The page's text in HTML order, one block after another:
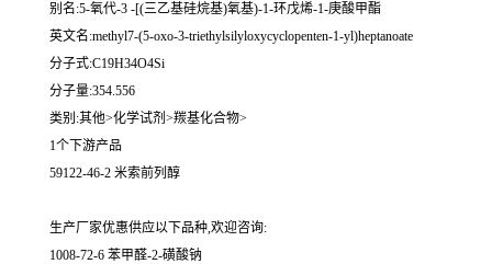
别名:5-氧代-3 -[(三乙基硅烷基)氧基)-1-环戊烯-1-庚酸甲酯
英文名:methyl7-(5-oxo-3-triethylsilyloxycyclopenten-1-yl)heptanoate
分子式:C19H34O4Si
分子量:354.556
类别:其他>化学试剂>羰基化合物>
1个下游产品
59122-46-2 米索前列醇
生产厂家优惠供应以下品种,欢迎咨询:
1008-72-6 苯甲醛-2-磺酸钠